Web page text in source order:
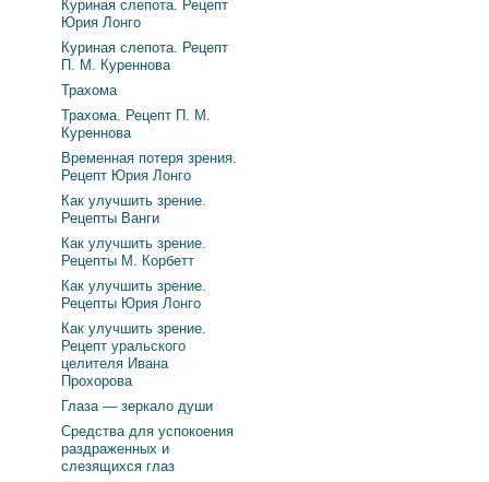
Куриная слепота. Рецепт
Юрия Лонго
Куриная слепота. Рецепт
П. М. Куреннова
Трахома
Трахома. Рецепт П. М.
Куреннова
Временная потеря зрения.
Рецепт Юрия Лонго
Как улучшить зрение.
Рецепты Ванги
Как улучшить зрение.
Рецепты М. Корбетт
Как улучшить зрение.
Рецепты Юрия Лонго
Как улучшить зрение.
Рецепт уральского
целителя Ивана
Прохорова
Глаза — зеркало души
Средства для успокоения
раздраженных и
слезящихся глаз